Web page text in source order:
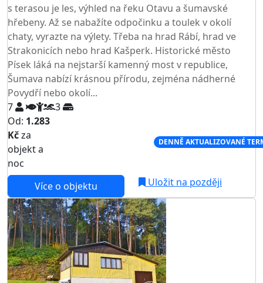
s terasou je les, výhled na řeku Otavu a šumavské
hřebeny. Až se nabažíte odpočinku a toulek v okolí
chaty, vyrazte na výlety. Třeba na hrad Rábí, hrad ve
Strakonicích nebo hrad Kašperk. Historické město
Písek láká na nejstarší kamenný most v republice,
Šumava nabízí krásnou přírodu, zejména nádherné
Povydří nebo okolí...
7
3
Od: 1.283
Kčza
objekt a
noc
DENNĚ AKTUALIZOVANÉ
Více o objektu
Uložit na později